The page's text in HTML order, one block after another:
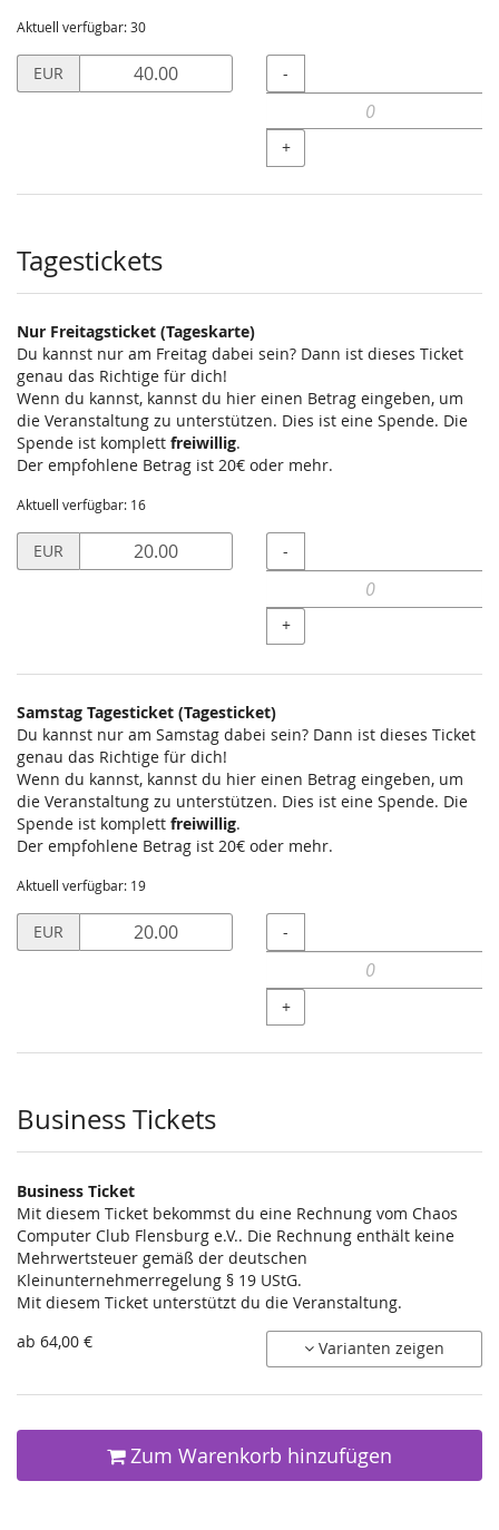
Aktuell verfügbar: 30
Preis
in
setzen
EUR Menge
-
+
Tagestickets
Nur Freitagsticket (Tageskarte)
Du kannst nur am Freitag dabei sein? Dann ist dieses Ticket
genau das Richtige für dich!
Wenn du kannst, kannst du hier einen Betrag eingeben, um
die Veranstaltung zu unterstützen. Dies ist eine Spende. Die
Spende ist komplett freiwillig.
Der empfohlene Betrag ist 20€ oder mehr.
Aktuell verfügbar: 16
Preis
in
(Tageskarte)
EUR Menge
-
+
Samstag Tagesticket (Tagesticket)
Du kannst nur am Samstag dabei sein? Dann ist dieses Ticket
genau das Richtige für dich!
Wenn du kannst, kannst du hier einen Betrag eingeben, um
die Veranstaltung zu unterstützen. Dies ist eine Spende. Die
Spende ist komplett freiwillig.
Der empfohlene Betrag ist 20€ oder mehr.
Aktuell verfügbar: 19
Preis
in
(Tagesticket)
EUR Menge
-
+
Business Tickets
Business Ticket
Mit diesem Ticket bekommst du eine Rechnung vom Chaos
Computer Club Flensburg e.V.. Die Rechnung enthält keine
Mehrwertsteuer gemäß der deutschen
Kleinunternehmerregelung § 19 UStG.
Mit diesem Ticket unterstützt du die Veranstaltung.
ab 64,00 €
Varianten zeigen
Zum Warenkorb hinzufügen